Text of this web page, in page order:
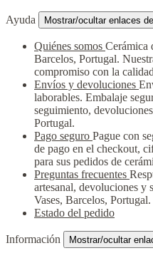
Ayuda Mostrar/ocultar enlaces
Quiénes somos Cerámica
Barcelos, Portugal.
compromiso con la
Envíos y devoluciones
laborables. Embalaje
seguimiento,
Portugal.
Pago seguro Pague con
de pago en el checkout,
para sus pedidos de
Preguntas frecuentes
artesanal, devoluciones y
Vases, Barcelos, Portugal.
Estado del pedido
Información Mostrar/ocultar